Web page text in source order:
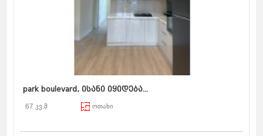
park boulevard, ისანი იყიდება...
67 კვ.მ ოთახი